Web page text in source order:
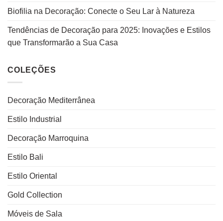
Biofilia na Decoração: Conecte o Seu Lar à Natureza
Tendências de Decoração para 2025: Inovações e Estilos
que Transformarão a Sua Casa
COLEÇÕES
Decoração Mediterrânea
Estilo Industrial
Decoração Marroquina
Estilo Bali
Estilo Oriental
Gold Collection
Móveis de Sala